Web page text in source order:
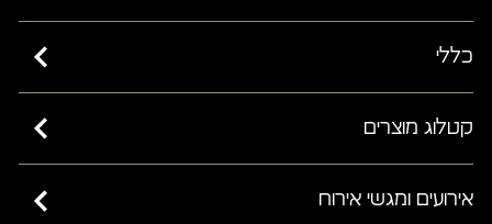
כללי
כשרות בד”ץ בית יוסף ורבנות ישראל
מאמרים
שאלות ותשובות
קטלוג מוצרים
קישים
אירועים ומגשי אירוח